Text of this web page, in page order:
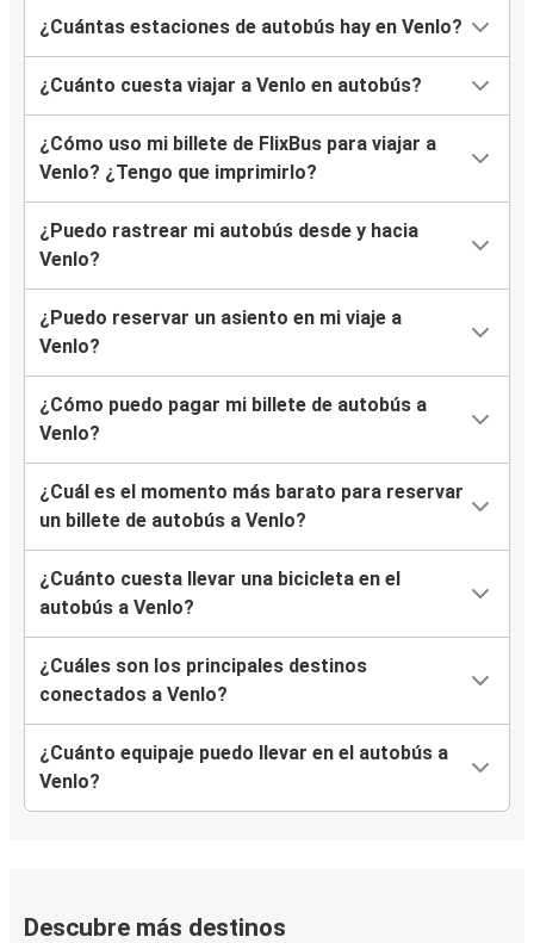
¿Cuántas estaciones de autobús hay en Venlo?
¿Cuánto cuesta viajar a Venlo en autobús?
¿Cómo uso mi billete de FlixBus para viajar a
Venlo? ¿Tengo que imprimirlo?
¿Puedo rastrear mi autobús desde y hacia
Venlo?
¿Puedo reservar un asiento en mi viaje a
Venlo?
¿Cómo puedo pagar mi billete de autobús a
Venlo?
¿Cuál es el momento más barato para reservar
un billete de autobús a Venlo?
¿Cuánto cuesta llevar una bicicleta en el
autobús a Venlo?
¿Cuáles son los principales destinos
conectados a Venlo?
¿Cuánto equipaje puedo llevar en el autobús a
Venlo?
Descubre más destinos